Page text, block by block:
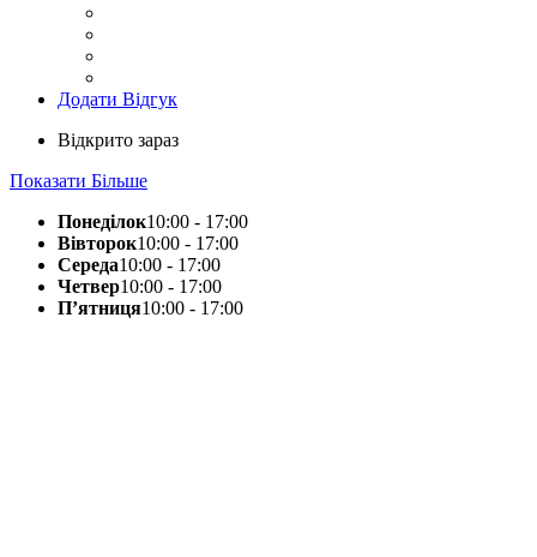
Додати Відгук
Відкрито зараз
Показати Більше
Понеділок10:00 - 17:00
Вівторок10:00 - 17:00
Середа10:00 - 17:00
Четвер10:00 - 17:00
П’ятниця10:00 - 17:00